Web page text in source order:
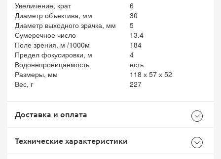
Увеличение, крат
6
Диаметр объектива, мм
30
Диаметр выходного зрачка, мм 5
Сумеречное число
13.4
Поле зрения, м /1000м
184
Предел фокусировки, м
4
Водонепроницаемость
есть
Размеры, мм
118 х 57 х 52
Вес, г
227
Доставка и оплата
Технические характеристики